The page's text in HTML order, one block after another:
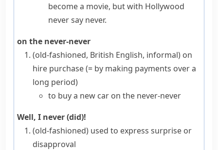
become a movie, but with Hollywood
never say never.
on the never-never
(old-fashioned, British English, informal) on
hire purchase(= by making payments over a
long period)
to buy a new car on the never-never
Well, I never (did)!
(old-fashioned) used to express surprise or
disapproval